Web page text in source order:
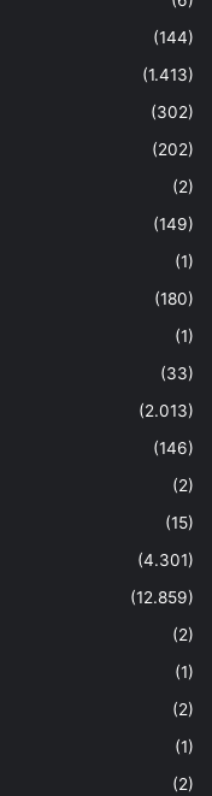
(144)
(1.413)
(302)
(202)
(2)
(149)
(1)
(180)
(1)
(33)
(2.013)
(146)
(2)
(15)
(4.301)
(12.859)
(2)
(1)
(2)
(1)
(2)